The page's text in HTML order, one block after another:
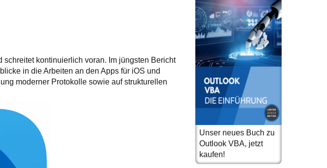
kontinuierlich voran. Im jüngsten Bericht
in die Arbeiten an den Apps für iOS und
moderner Protokolle sowie auf strukturellen
Unser neues Buch zu
Outlook VBA, jetzt
kaufen!